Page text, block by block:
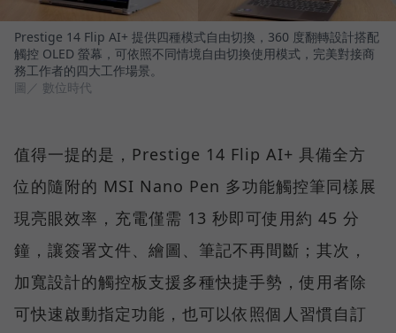
Prestige 14 Flip AI+ 提供四種模式自由切換，360 度翻轉設計搭配
觸控 OLED 螢幕，可依照不同情境自由切換使用模式，完美對接商
務工作者的四大工作場景。
圖／ 數位時代
值得一提的是，Prestige 14 Flip AI+ 具備全方
位的隨附的 MSI Nano Pen 多功能觸控筆同樣展
現亮眼效率，充電僅需 13 秒即可使用約 45 分
鐘，讓簽署文件、繪圖、筆記不再間斷；其次，
加寬設計的觸控板支援多種快捷手勢，使用者除
可快速啟動指定功能，也可以依照個人習慣自訂